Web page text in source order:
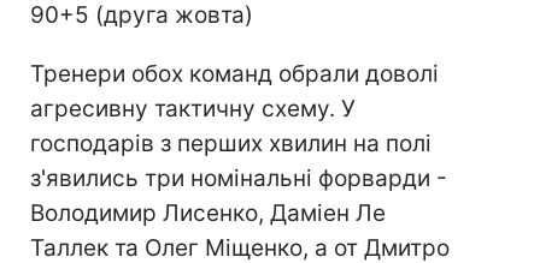
90+5 (друга жовта)
Тренери обох команд обрали доволі
агресивну тактичну схему. У
господарів з перших хвилин на полі
з'явились три номінальні форварди -
Володимир Лисенко, Даміен Ле
Таллек та Олег Міщенко, а от Дмитро